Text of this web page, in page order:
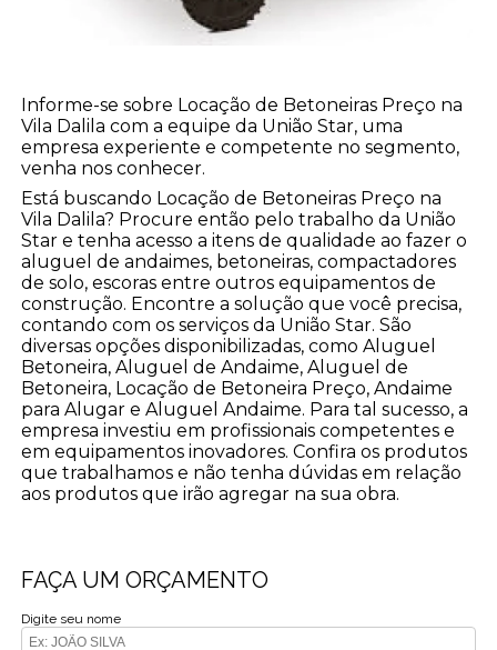
Informe-se sobre Locação de Betoneiras Preço na
Vila Dalila com a equipe da União Star, uma
empresa experiente e competente no segmento,
venha nos conhecer.
Está buscando Locação de Betoneiras Preço na
Vila Dalila? Procure então pelo trabalho da União
Star e tenha acesso a itens de qualidade ao fazer o
aluguel de andaimes, betoneiras, compactadores
de solo, escoras entre outros equipamentos de
construção. Encontre a solução que você precisa,
contando com os serviços da União Star. São
diversas opções disponibilizadas, como Aluguel
Betoneira, Aluguel de Andaime, Aluguel de
Betoneira, Locação de Betoneira Preço, Andaime
para Alugar e Aluguel Andaime. Para tal sucesso, a
empresa investiu em profissionais competentes e
em equipamentos inovadores. Confira os produtos
que trabalhamos e não tenha dúvidas em relação
aos produtos que irão agregar na sua obra.
FAÇA UM ORÇAMENTO
Digite seu nome